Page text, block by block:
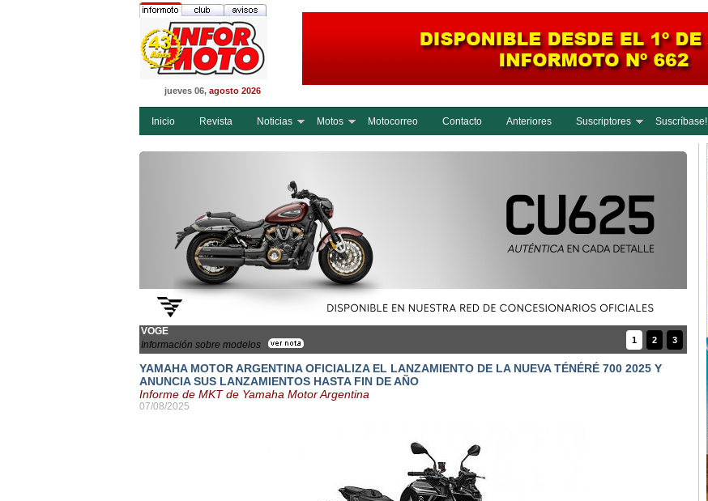
jueves 06, agosto 2026
Inicio Revista Noticias Motos Motocorreo Contacto Anteriores Suscriptores Suscríbase!
VOGE
Información sobre modelos
1 2 3
YAMAHA MOTOR ARGENTINA OFICIALIZA EL LANZAMIENTO DE LA NUEVA TÉNÉRÉ 700 2025 Y
ANUNCIA SUS LANZAMIENTOS HASTA FIN DE AÑO
Informe de MKT de Yamaha Motor Argentina
07/08/2025